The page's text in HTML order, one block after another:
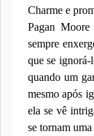
Charme e
Pagan
sempre
que se ignorá-
quando um
mesmo após
ela se vê
se tornam